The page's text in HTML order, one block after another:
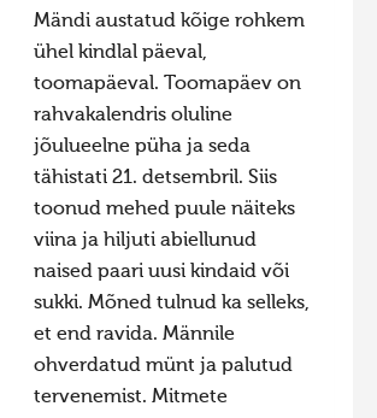
Mändi austatud kõige rohkem
ühel kindlal päeval,
toomapäeval. Toomapäev on
rahvakalendris oluline
jõulueelne püha ja seda
tähistati 21. detsembril. Siis
toonud mehed puule näiteks
viina ja hiljuti abiellunud
naised paari uusi kindaid või
sukki. Mõned tulnud ka selleks,
et end ravida. Männile
ohverdatud münt ja palutud
tervenemist. Mitmete